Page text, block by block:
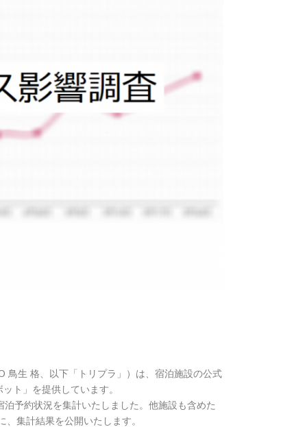
生 格、以下「トリプラ」）は、宿泊施設の公式
ト」を提供しています。
予約状況を集計いたしました。他施設も含めた
集計結果を公開いたします。